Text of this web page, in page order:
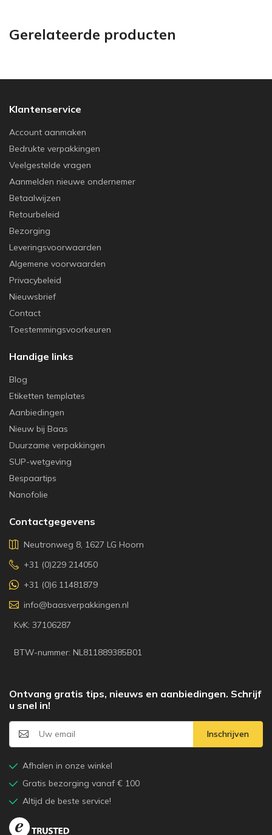
Gerelateerde producten
Klantenservice
Account aanmaken
Bedrukte verpakkingen
Veelgestelde vragen
Aanmelden nieuwe ondernemer
Betaalwijzen
Retourbeleid
Bezorging
Leveringsvoorwaarden
Algemene voorwaarden
Privacybeleid
Nieuwsbrief
Contact
Toestemmingsvoorkeuren
Handige links
Blog
Etiketten templates
Aanbiedingen
Nieuw bij Baas
Duurzame verpakkingen
SUP-wetgeving
Bespaartips
Nanofolie
Contactgegevens
Neutronweg 8, 1627 LG Hoorn
+31 (0)229 214050
+31 (0)6 11481879
info@baasverpakkingen.nl
KvK: 37106287
BTW-nummer: NL811889385B01
Ontvang gratis tips, nieuws en aanbiedingen. Schrijf
u snel in!
Inschrijven
Afhalen in onze winkel
Gratis bezorging vanaf € 100
Altijd de beste service!